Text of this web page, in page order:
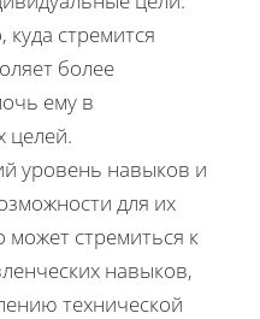
стремится
более
ему в
целей.
уровень навыков и
для их
может стремиться к
навыков,
технической